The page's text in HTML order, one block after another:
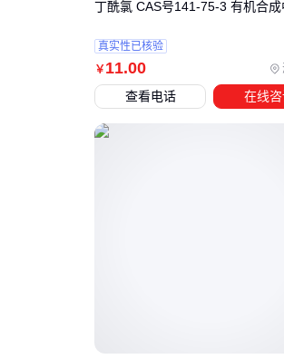
￥11.00
丁酰氯 CAS号141-75-3 有机合
真实性已核验
查看电话 在线